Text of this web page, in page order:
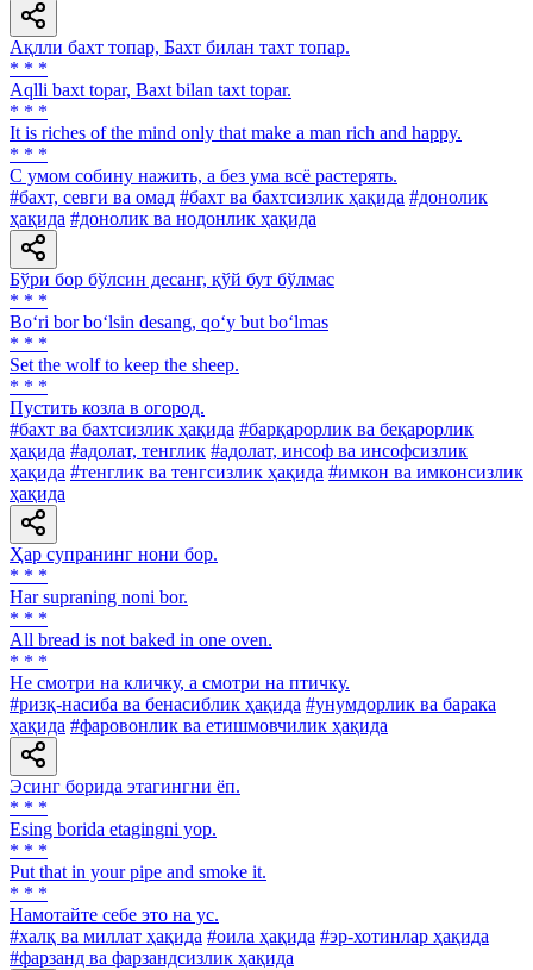
Ақлли бахт топар, Бахт билан тахт топар.
* * *
Аqlli baxt topar, Baxt bilan taxt topar.
* * *
It is riches of the mind only that make a man rich and happy.
* * *
С умом собину нажить, а без ума всё растерять.
#бахт, севги ва омад #бахт ва бахтсизлик ҳақида #донолик
ҳақида #донолик ва нодонлик ҳақида
Бўри бор бўлсин десанг, қўй бут бўлмас
* * *
Bo‘ri bor bo‘lsin desang, qo‘y but bo‘lmas
* * *
Set the wolf to keep the sheep.
* * *
Пустить козла в огород.
#бахт ва бахтсизлик ҳақида #барқарорлик ва беқарорлик
ҳақида #адолат, тенглик #адолат, инсоф ва инсофсизлик
ҳақида #тенглик ва тенгсизлик ҳақида #имкон ва имконсизлик
ҳақида
Ҳар супранинг нони бор.
* * *
Har supraning noni bor.
* * *
All bread is not baked in one oven.
* * *
He смотри на кличку, а смотри на птичку.
#ризқ-насиба ва бенасиблик ҳақида #унумдорлик ва барака
ҳақида #фаровонлик ва етишмовчилик ҳақида
Эсинг борида этагингни ёп.
* * *
Esing borida etagingni yop.
* * *
Put that in your pipe and smoke it.
* * *
Намотайте себе это на ус.
#халқ ва миллат ҳақида #оила ҳақида #эр-хотинлар ҳақида
#фарзанд ва фарзандсизлик ҳақида